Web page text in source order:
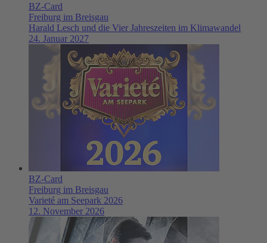
BZ-Card
Freiburg im Breisgau
Harald Lesch und die Vier Jahreszeiten im Klimawandel
24. Januar 2027
BZ-Card
Freiburg im Breisgau
Varieté am Seepark 2026
12. November 2026